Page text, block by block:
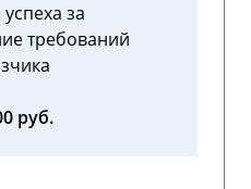
за
требований
руб.